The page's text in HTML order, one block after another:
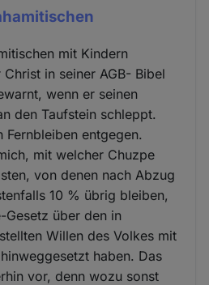
mit Kindern
in seiner AGB- Bibel
wenn er seinen
den Taufstein schleppt.
Fernbleiben entgegen.
mit welcher Chuzpe
von denen nach Abzug
10 % übrig bleiben,
Gesetz über den in
Willen des Volkes mit
haben. Das
vor, denn wozu sonst